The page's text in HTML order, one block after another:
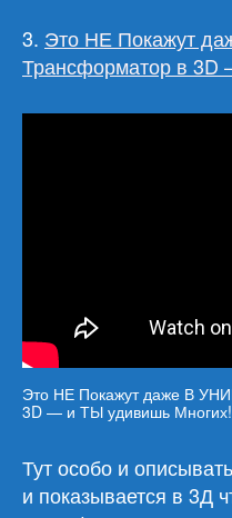
3. Это НЕ Покажут
Трансформатор в
Это НЕ Покажут даже В
3D — и ТЫ удивишь Многих!
Тут особо и
и показывается в 3Д